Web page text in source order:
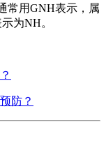
常用GNH表示，属
为NH。
防？